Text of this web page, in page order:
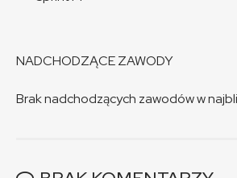
NADCHODZĄCE ZAWODY
Brak nadchodzących zawodów w